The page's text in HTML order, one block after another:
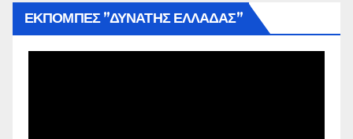
ΕΚΠΟΜΠΕΣ ”ΔΥΝΑΤΗΣ ΕΛΛΑΔΑΣ”